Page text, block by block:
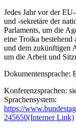
Jedes Jahr vor der
und -sekretäre der
Parlaments, um die
eine Troika bestehend
und dem zukünftigen
um die Arbeit und
Dokumentensprache:
Konferenzsprachen:
Sprachensystem:
https://
245650(Interner Link)